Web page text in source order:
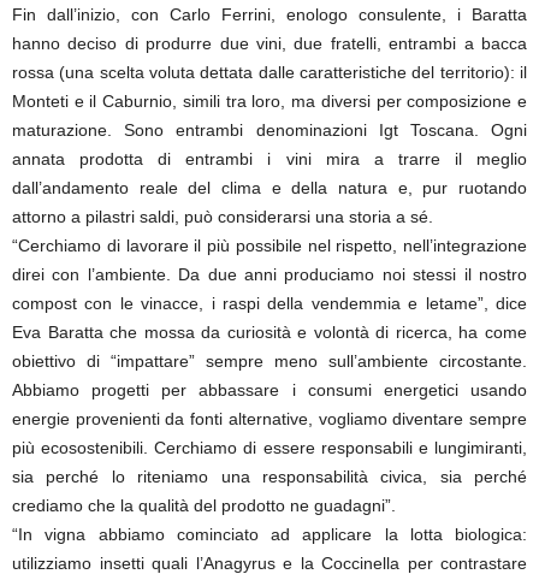
Fin dall’inizio, con Carlo Ferrini, enologo consulente, i Baratta
hanno deciso di produrre due vini, due fratelli, entrambi a bacca
rossa (una scelta voluta dettata dalle caratteristiche del territorio): il
Monteti e il Caburnio, simili tra loro, ma diversi per composizione e
maturazione. Sono entrambi denominazioni Igt Toscana. Ogni
annata prodotta di entrambi i vini mira a trarre il meglio
dall’andamento reale del clima e della natura e, pur ruotando
attorno a pilastri saldi, può considerarsi una storia a sé.
“Cerchiamo di lavorare il più possibile nel rispetto, nell’integrazione
direi con l’ambiente. Da due anni produciamo noi stessi il nostro
compost con le vinacce, i raspi della vendemmia e letame”, dice
Eva Baratta che mossa da curiosità e volontà di ricerca, ha come
obiettivo di “impattare” sempre meno sull’ambiente circostante.
Abbiamo progetti per abbassare i consumi energetici usando
energie provenienti da fonti alternative, vogliamo diventare sempre
più ecosostenibili. Cerchiamo di essere responsabili e lungimiranti,
sia perché lo riteniamo una responsabilità civica, sia perché
crediamo che la qualità del prodotto ne guadagni”.
“In vigna abbiamo cominciato ad applicare la lotta biologica:
utilizziamo insetti quali l’Anagyrus e la Coccinella per contrastare